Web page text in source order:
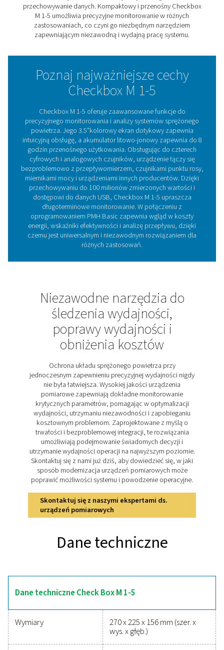
Dzięki możliwości podłączenia wielu czujników i
przechowywania obszernych danych, Checkbox M 1-5
obsługuje szczegółową analizę i długoterminowe
energii i wydajności, pomagając firmom poprawić
obniżyć koszty w kompaktowej, przenośnej
Zrozumienie
danych: Klucz do
wydajności systemu
Rejestratory wykresów są narzędziami do
rejestrowania wydajności systemu, powszechnie
w systemach sprężonego powietrza do śledzenia
parametrów, takich jak zużycie energii, natężenia
poziomy ciśnienia. Dzięki ciągłemu rejestrowaniu
dostarczają cennych informacji na temat wydajności
Nowoczesne rejestratory wykresów, takie jak
zwiększają tę możliwość dzięki zaawansowanym
takim jak zgodność z czujnikami cyfrowymi i
śledzenie danych w czasie rzeczywistym i
przechowywanie danych. Kompaktowy i przenośny
zastosowaniach, co czyni go niezbędnym
zapewniającym niezawodną i wydajną pracę
Poznaj najważniejsze
Checkbox M 1-5
Checkbox M 1-5 oferuje zaawansowane funkcje
precyzyjnego monitorowania i analizy systemów
powietrza. Jego 3.5"kolorowy ekran dotykowy
intuicyjną obsługę, a akumulator litowo-jonowy
cyfrowych i analogowych czujników, urządzenie
bezproblemowo z przepływomierzem, czujnikami
długoterminowe monitorowanie. W połączeniu
oprogramowaniem PMH Basic zapewnia wgląd w
energii, wskaźniki efektywności i analizę
czemu jest uniwersalnym i niezawodnym
różnych zastosowań.